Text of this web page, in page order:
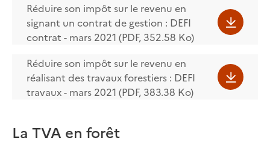
Réduire son impôt sur le revenu en
signant un contrat de gestion : DEFI
contrat - mars 2021 (PDF, 352.58 Ko)
Réduire son impôt sur le revenu en
réalisant des travaux forestiers : DEFI
travaux - mars 2021 (PDF, 383.38 Ko)
La TVA en forêt